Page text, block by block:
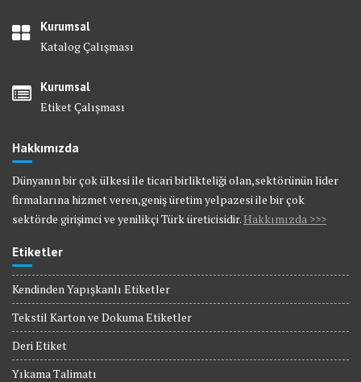
Kurumsal
Katalog Çalışması
Kurumsal
Etiket Çalışması
Hakkımızda
Dünyanın bir çok ülkesi ile ticari birlikteliği olan,sektörünün lider
firmalarına hizmet veren,geniş üretim yelpazesi ile bir çok
sektörde girişimci ve yenilikçi Türk üreticisidir.Hakkımızda >>>
Etiketler
Kendinden Yapışkanlı Etiketler
Tekstil Karton ve Dokuma Etiketler
Deri Etiket
Yıkama Talimatı